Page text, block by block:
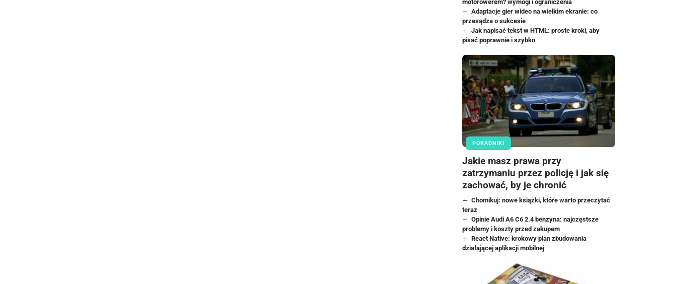
motorowerem? wymogi i ograniczenia
Adaptacje gier wideo na wielkim ekranie: co
przesądza o sukcesie
Jak napisać tekst w HTML: proste kroki, aby
pisać poprawnie i szybko
PORADNIKI
Jakie masz prawa przy
zatrzymaniu przez policję i jak się
zachować, by je chronić
Chomikuj: nowe książki, które warto przeczytać
teraz
Opinie Audi A6 C6 2.4 benzyna: najczęstsze
problemy i koszty przed zakupem
React Native: krokowy plan zbudowania
działającej aplikacji mobilnej